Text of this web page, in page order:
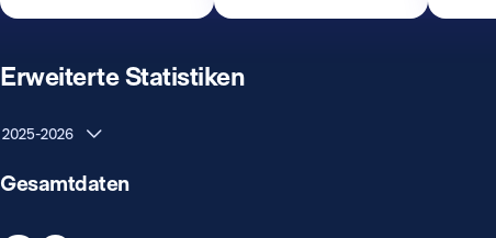
Erweiterte Statistiken
2025-2026
Gesamtdaten